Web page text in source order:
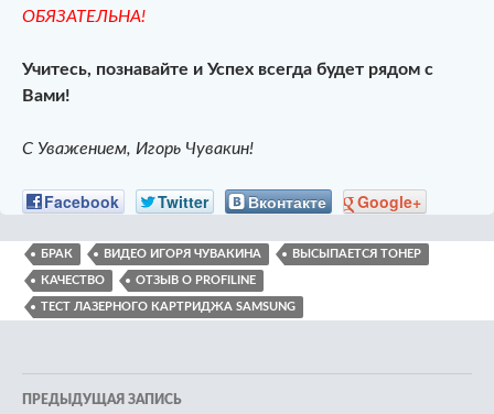
ОБЯЗАТЕЛЬНА!
Учитесь, познавайте и Успех всегда будет рядом с
Вами!
С Уважением, Игорь Чувакин!
Facebook Twitter Вконтакте Google+
БРАК ВИДЕО ИГОРЯ ЧУВАКИНА ВЫСЫПАЕТСЯ ТОНЕР
КАЧЕСТВО ОТЗЫВ О PROFILINE
ТЕСТ ЛАЗЕРНОГО КАРТРИДЖА SAMSUNG
Навигация
ПРЕДЫДУЩАЯ ЗАПИСЬ